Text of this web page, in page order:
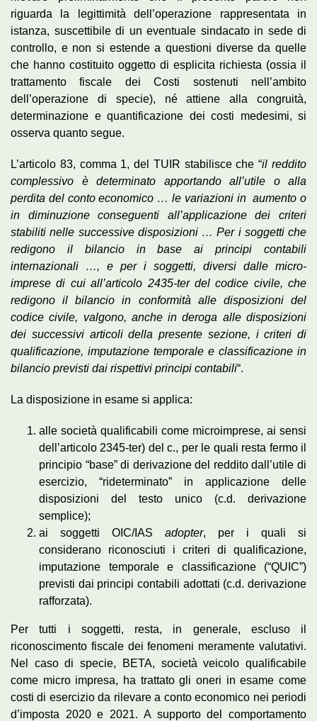
riguarda la legittimità dell’operazione rappresentata in
istanza, suscettibile di un eventuale sindacato in sede di
controllo, e non si estende a questioni diverse da quelle
che hanno costituito oggetto di esplicita richiesta (ossia il
trattamento fiscale dei Costi sostenuti nell’ambito
dell’operazione di specie), né attiene alla congruità,
determinazione e quantificazione dei costi medesimi, si
osserva quanto segue.
L’articolo 83, comma 1, del TUIR stabilisce che “il reddito
complessivo è determinato apportando all’utile o alla
perdita del conto economico … le variazioni in aumento o
in diminuzione conseguenti all’applicazione dei criteri
stabiliti nelle successive disposizioni … Per i soggetti che
redigono il bilancio in base ai principi contabili
internazionali …, e per i soggetti, diversi dalle micro-
imprese di cui all’articolo 2435-ter del codice civile, che
redigono il bilancio in conformità alle disposizioni del
codice civile, valgono, anche in deroga alle disposizioni
dei successivi articoli della presente sezione, i criteri di
qualificazione, imputazione temporale e classificazione in
bilancio previsti dai rispettivi principi contabili“.
La disposizione in esame si applica:
alle società qualificabili come microimprese, ai sensi
dell’articolo 2345-ter) del c., per le quali resta fermo il
principio “base” di derivazione del reddito dall’utile di
esercizio, “rideterminato” in applicazione delle
disposizioni del testo unico (c.d. derivazione
semplice);
ai soggetti OIC/IAS adopter, per i quali si
considerano riconosciuti i criteri di qualificazione,
imputazione temporale e classificazione (“QUIC”)
previsti dai principi contabili adottati (c.d. derivazione
rafforzata).
Per tutti i soggetti, resta, in generale, escluso il
riconoscimento fiscale dei fenomeni meramente valutativi.
Nel caso di specie, BETA, società veicolo qualificabile
come micro impresa, ha trattato gli oneri in esame come
costi di esercizio da rilevare a conto economico nei periodi
d’imposta 2020 e 2021. A supporto del comportamento